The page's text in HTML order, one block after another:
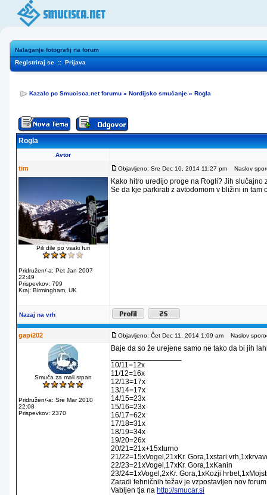
Nalaganje fotografij na forum
Registriraj se :: Prijava
Kazalo po Smucisca.net forumu » Nordijsko smučanje » Rogla
Rogla
Avtor
tim Objavljeno: Sre Dec 10, 2014 11:27 pm Naslov
Pili dile po vsaki furi
Pridružen/-a: Pet Jan 2007
22:49
Prispevkov: 799
Kraj: Birmingham, UK
Kako hitro uredijo proge na Rogli? Jih slučajno
Se da kje parkirati z avtodomom v bližini in tam
Nazaj na vrh
gapi202 Objavljeno: Čet Dec 11, 2014 1:09 am Naslov
Smuča za mali srpan
Pridružen/-a: Sre Mar 2010
22:08
Prispevkov: 2370
Baje da so že urejene samo ne tako da bi jih
10/11=12x
11/12=16x
12/13=17x
13/14=17x
14/15=23x
15/16=23x
16/17=62x
17/18=31x
18/19=34x
19/20=26x
20/21=21x+15xturno
21/22=15xVogel,21xKr. Gora,1xstari
22/23=21xVogel,17xKr. Gora,1xKanin
23/24=1xVogel,2xKr. Gora,1xKozji
Zaradi tehničnih težav je vzpostavljen nov
Vabljen tja na http://smucar.si